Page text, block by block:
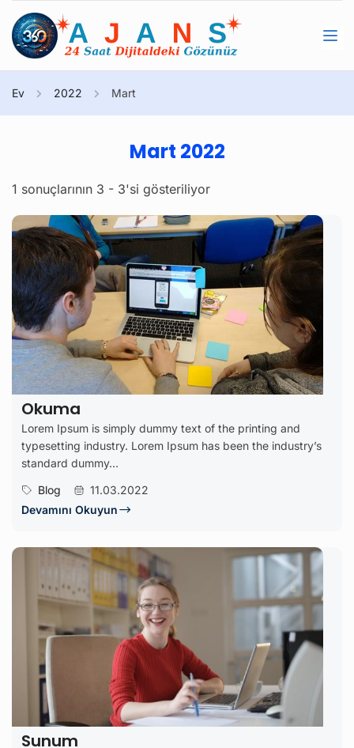
Ev 2022 Mart
Mart 2022
1 sonuçlarının 3 - 3'si gösteriliyor
Okuma
Lorem Ipsum is simply dummy text of the printing and
typesetting industry. Lorem Ipsum has been the industry’s
standard dummy...
Blog
11.03.2022
Devamını Okuyun
Sunum